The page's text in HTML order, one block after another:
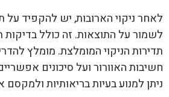
לאחר ניקוי הארובות, יש להקפיד על
לשמור על התוצאות. זה כולל
תדירות הניקוי המומלצת. מומלץ
חשיבות האוורור ועל סיכונים
ניתן למנוע בעיות בריאותיות ולמקסם